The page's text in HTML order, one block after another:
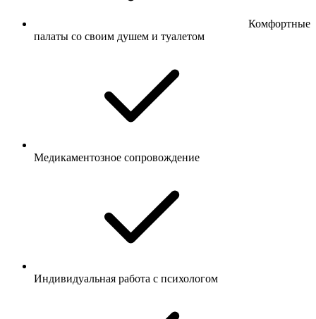
Комфортные
палаты со своим душем и туалетом
Медикаментозное сопровождение
Индивидуальная работа с психологом